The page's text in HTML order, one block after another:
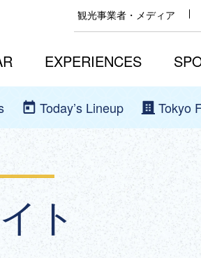
観光事業者・メディア
EXPERIENCES
中
Today’s Lineup Tokyo
ト